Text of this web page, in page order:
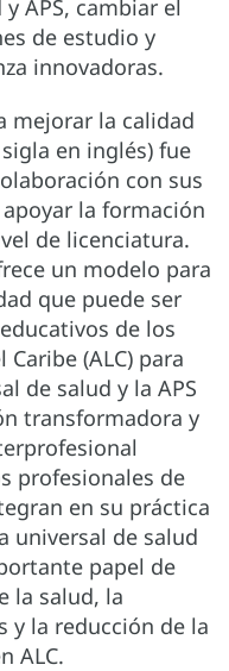
APS, cambiar el
de estudio y
innovadoras.
mejorar la calidad
en inglés) fue
con sus
la formación
de licenciatura.
un modelo para
que puede ser
de los
(ALC) para
de salud y la APS
transformadora y
profesionales de
en su práctica
universal de salud
papel de
la salud, la
y la reducción de la
ALC.